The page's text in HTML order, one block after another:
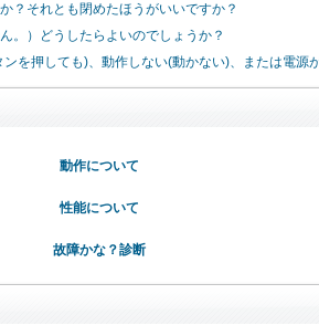
？それとも閉めたほうがいいですか？
。）どうしたらよいのでしょうか？
を押しても)、動作しない(動かない)、または電源
動作について
性能について
故障かな？診断